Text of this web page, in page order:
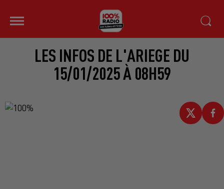
LES INFOS DE L'ARIEGE DU
15/01/2025 À 08H59